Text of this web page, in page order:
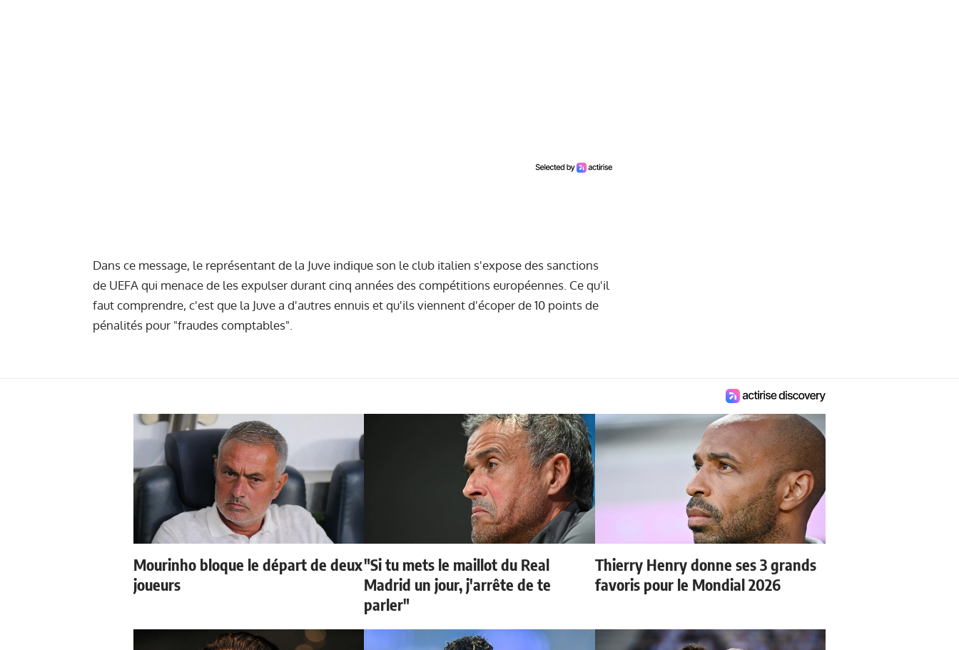
Dans ce message, le représentant de la Juve indique son le club italien s'expose des sanctions
de UEFA qui menace de les expulser durant cinq années des compétitions européennes. Ce qu'il
faut comprendre, c'est que la Juve a d'autres ennuis et qu'ils viennent d'écoper de 10 points de
pénalités pour "fraudes comptables".
Mourinho bloque le départ de deux
joueurs
"Si tu mets le maillot du Real
Madrid un jour, j'arrête de te
parler"
Thierry Henry donne ses 3 grands
favoris pour le Mondial 2026